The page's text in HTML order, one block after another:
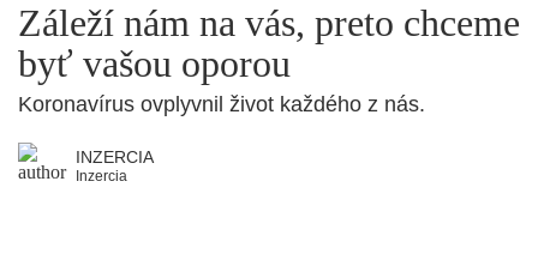
Záleží nám na vás, preto chceme
byť vašou oporou
Koronavírus ovplyvnil život každého z nás.
INZERCIA
Inzercia